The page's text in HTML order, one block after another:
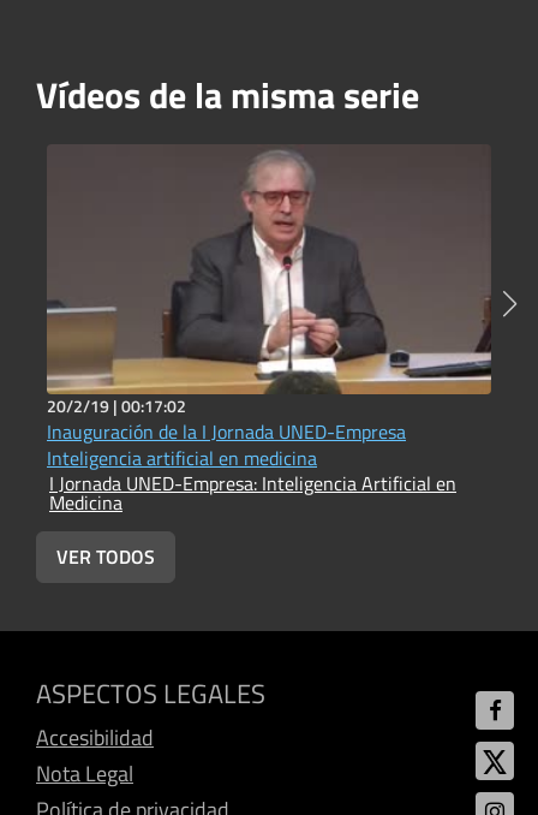
Vídeos de la misma serie
20/2/19 |00:17:02
Inauguración de la I Jornada UNED-Empresa
Inteligencia artificial en medicina
I Jornada UNED-Empresa: Inteligencia Artificial en
Medicina
VER TODOS
ASPECTOS LEGALES
Accesibilidad
Nota Legal